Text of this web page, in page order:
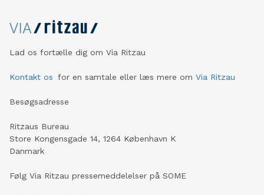
Lad os fortælle dig om Via Ritzau
Kontakt os for en samtale eller læs mere om Via Ritzau
Besøgsadresse
Ritzaus Bureau
Store Kongensgade 14, 1264 København K
Danmark
Følg Via Ritzau pressemeddelelser på SOME